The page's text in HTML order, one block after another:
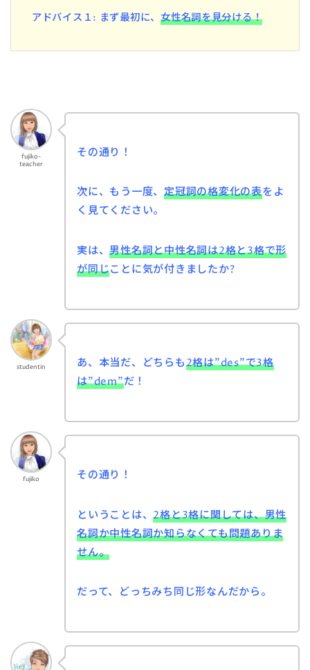
アドバイス１: まず最初に、女性名詞を見分ける！
fujiko-
teacher
その通り！
次に、もう一度、定冠詞の格変化の表をよ
く見てください。
実は、男性名詞と中性名詞は2格と3格で形
が同じことに気が付きましたか?
studentin あ、本当だ、どちらも2格は”des”で3格
は”dem”だ！
fujiko その通り！
ということは、2格と3格に関しては、男性
名詞か中性名詞か知らなくても問題ありま
せん。
だって、どっちみち同じ形なんだから。